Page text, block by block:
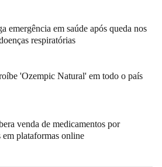
emergência em saúde após queda nos
respiratórias
'Ozempic Natural' em todo o país
venda de medicamentos por
em plataformas online